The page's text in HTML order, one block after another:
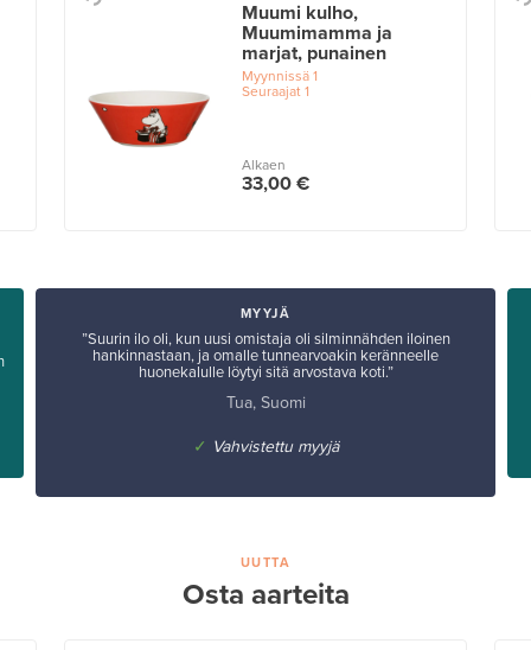
Muumi kulho,
Muumimamma ja
marjat, punainen
Myynnissä1
Seuraajat1
Alkaen
33,00 €
MYYJÄ
”Suurin ilo oli, kun uusi omistaja oli silminnähden iloinen
hankinnastaan, ja omalle tunnearvoakin keränneelle
huonekalulle löytyi sitä arvostava koti.”
Tua, Suomi
✓ Vahvistettu myyjä
UUTTA
Osta aarteita